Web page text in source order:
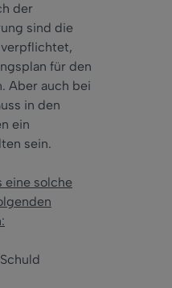
der
sind die
für den
Aber auch bei
in den
ein
sein.
eine solche